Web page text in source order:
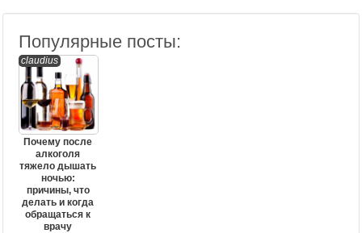
Популярные посты:
claudius
Почему после
алкоголя
тяжело дышать
ночью:
причины, что
делать и когда
обращаться к
врачу